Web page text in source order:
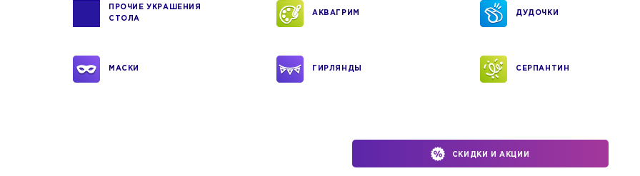
ПРОЧИЕ УКРАШЕНИЯ
СТОЛА
АКВАГРИМ ДУДОЧКИ
МАСКИ ГИРЛЯНДЫ СЕРПАНТИН
СКИДКИ И АКЦИИ